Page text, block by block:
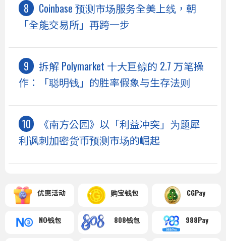
Coinbase 预测市场服务全美上线，朝
「全能交易所」再跨一步
拆解 Polymarket 十大巨鲸的 2.7 万笔操
作：「聪明钱」的胜率假象与生存法则
《南方公园》以「利益冲突」为题犀
利讽刺加密货币预测市场的崛起
优惠活动 购宝钱包 CGPay
NO钱包 808钱包 988Pay